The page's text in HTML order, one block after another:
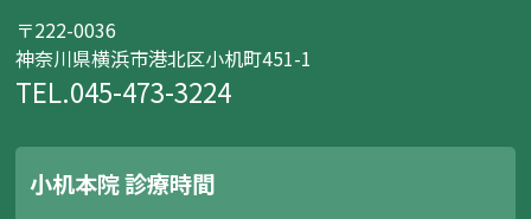
〒222-0036
神奈川県横浜市港北区小机町451-1
TEL.045-473-3224
小机本院 診療時間